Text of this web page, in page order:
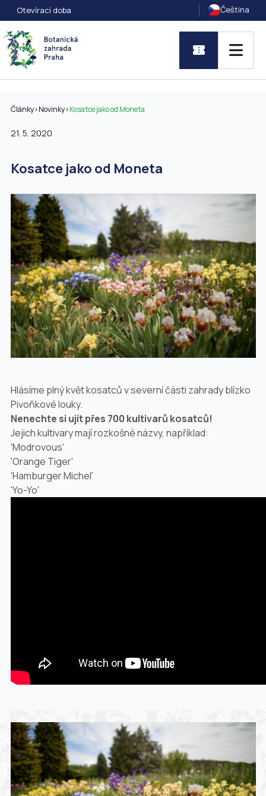
Otevírací doba Čeština
Články>Novinky>Kosatce jako od Moneta
21. 5. 2020
Kosatce jako od Moneta
Hlásíme plný květ kosatců v severní části zahrady blízko
Pivoňkové louky.
Nenechte si ujít přes 700 kultivarů kosatců!
Jejich kultivary mají rozkošné názvy, například:
'Modrovous'
'Orange Tiger'
'Hamburger Michel'
'Yo-Yo'